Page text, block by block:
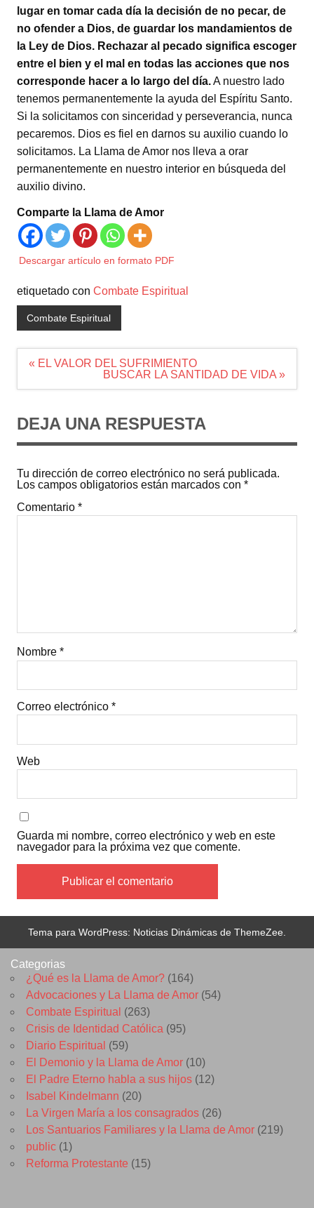
lugar en tomar cada día la decisión de no pecar, de
no ofender a Dios, de guardar los mandamientos de
la Ley de Dios. Rechazar al pecado significa escoger
entre el bien y el mal en todas las acciones que nos
corresponde hacer a lo largo del día.A nuestro lado
tenemos permanentemente la ayuda del Espíritu Santo.
Si la solicitamos con sinceridad y perseverancia, nunca
pecaremos. Dios es fiel en darnos su auxilio cuando lo
solicitamos. La Llama de Amor nos lleva a orar
permanentemente en nuestro interior en búsqueda del
auxilio divino.
Comparte la Llama de Amor
Descargar artículo en formato PDF
etiquetado con Combate Espiritual
Combate Espiritual
Navegación
« EL VALOR DEL SUFRIMIENTO
BUSCAR LA SANTIDAD DE VIDA »
DEJA UNA RESPUESTA
Tu dirección de correo electrónico no será publicada.
Los campos obligatorios están marcados con *
Comentario *
Nombre *
Correo electrónico *
Web
Guarda mi nombre, correo electrónico y web en este
navegador para la próxima vez que comente.
Tema para WordPress: Noticias Dinámicas de ThemeZee.
Categorias
¿Qué es la Llama de Amor? (164)
Advocaciones y La Llama de Amor (54)
Combate Espiritual (263)
Crisis de Identidad Católica (95)
Diario Espiritual (59)
El Demonio y la Llama de Amor (10)
El Padre Eterno habla a sus hijos (12)
Isabel Kindelmann (20)
La Virgen María a los consagrados (26)
Los Santuarios Familiares y la Llama de Amor (219)
public (1)
Reforma Protestante (15)